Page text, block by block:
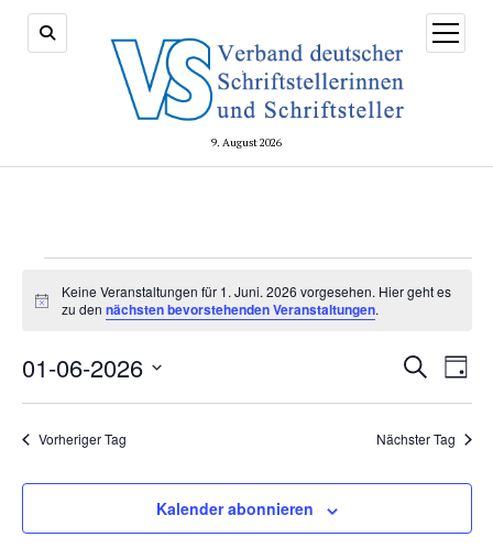
9. August 2026
Menü
öffnen
Veranstaltungen
for
1.
Juni.
2026
Hinweis
Keine Veranstaltungen für 1. Juni. 2026 vorgesehen. Hier geht es
zu den nächsten bevorstehenden Veranstaltungen.
SucheTag
01-06-2026
Datum
Vorheriger Tag Nächster Tag
Kalender abonnieren